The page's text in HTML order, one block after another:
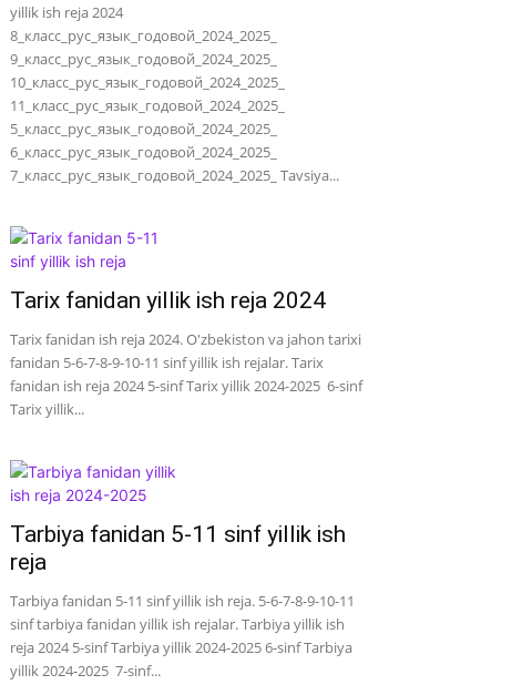
yillik ish reja 2024
8_класс_рус_язык_годовой_2024_2025_
9_класс_рус_язык_годовой_2024_2025_
10_класс_рус_язык_годовой_2024_2025_
11_класс_рус_язык_годовой_2024_2025_
5_класс_рус_язык_годовой_2024_2025_
6_класс_рус_язык_годовой_2024_2025_
7_класс_рус_язык_годовой_2024_2025_ Tavsiya...
Tarix fanidan yillik ish reja 2024
Tarix fanidan ish reja 2024. O'zbekiston va jahon tarixi
fanidan 5-6-7-8-9-10-11 sinf yillik ish rejalar. Tarix
fanidan ish reja 2024 5-sinf Tarix yillik 2024-2025 6-sinf
Tarix yillik...
Tarbiya fanidan 5-11 sinf yillik ish
reja
Tarbiya fanidan 5-11 sinf yillik ish reja. 5-6-7-8-9-10-11
sinf tarbiya fanidan yillik ish rejalar. Tarbiya yillik ish
reja 2024 5-sinf Tarbiya yillik 2024-2025 6-sinf Tarbiya
yillik 2024-2025 7-sinf...